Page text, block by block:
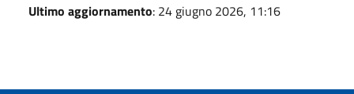
Ultimo aggiornamento: 24 giugno 2026, 11:16